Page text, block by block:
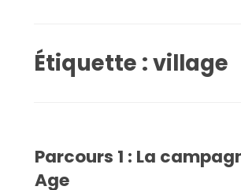
Étiquette :village
Parcours 1 : La
Age